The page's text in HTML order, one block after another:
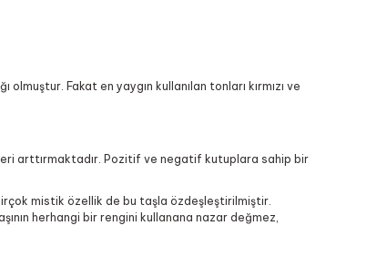
Fakat en yaygın kullanılan tonları kırmızı ve
arttırmaktadır. Pozitif ve negatif kutuplara sahip bir
mistik özellik de bu taşla özdeşleştirilmiştir.
herhangi bir rengini kullanana nazar değmez,